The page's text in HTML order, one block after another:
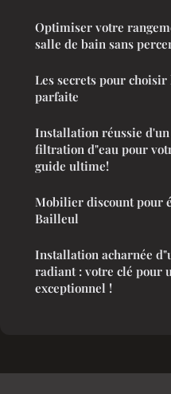
Optimiser votre
salle de bain sans
Les secrets pour
parfaite
Installation réussie d'un
filtration d"eau pour
guide ultime!
Mobilier discount pour
Bailleul
Installation acharnée
radiant : votre clé pour
exceptionnel !